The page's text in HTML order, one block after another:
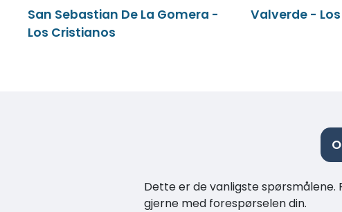
San Sebastian De La Gomera -
Los Cristianos
Valverde -
Dette er de vanligste
gjerne med forespørselen din.